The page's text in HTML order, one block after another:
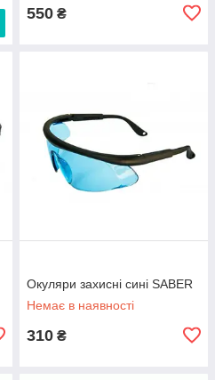
550 ₴
Окуляри захисні сині SABER
Немає в наявності
310 ₴